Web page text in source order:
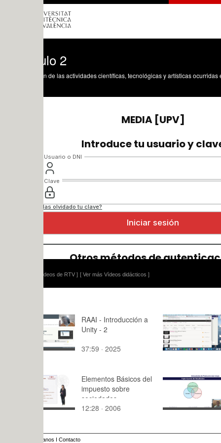
de las actividades científicas, tecnológicas y artísticas ocurridas en los tres
[ Ver más Vídeos didácticos ]
RAAI - Introducción a
Unity - 2
37:59 · 2025
Enlace a
sesiones
4:31 · 2020
Elementos Básicos del
impuesto sobre
sociedades.
12:28 · 2006
Sostenible.
10:43 ·